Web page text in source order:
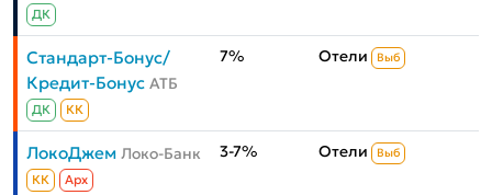
ДК
Стандарт-Бонус/
Кредит-Бонус АТБ
ДК КК
7% Отели Выб
ЛокоДжем Локо-Банк
КК Aрх
3-7% Отели Выб